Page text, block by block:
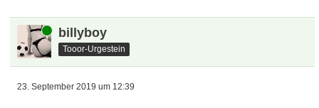
Online billyboy
Tooor-Urgestein
23. September 2019 um 12:39